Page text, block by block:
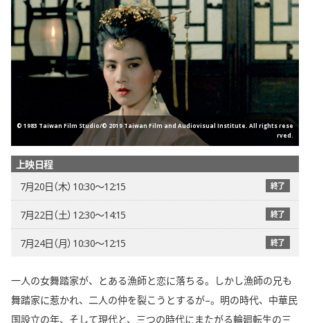
© 1983 Taiwan Film Studio/© 2019 Taiwan Film and Audiovisual Institute. All rights rese
rved.
上映日程
7月20日（木） 10:30〜12:15
終了
7月22日（土） 12:30〜14:15 終了
7月24日（月） 10:30〜12:15 終了
一人の女舞踏家が、とある漁師と恋に落ちる。しかし漁師の兄も
舞踏家に惹かれ、二人の仲を裂こうとするが–。明の時代、中華民
国設立の年、そして現代と、三つの時代にまたがる輪廻転生の三